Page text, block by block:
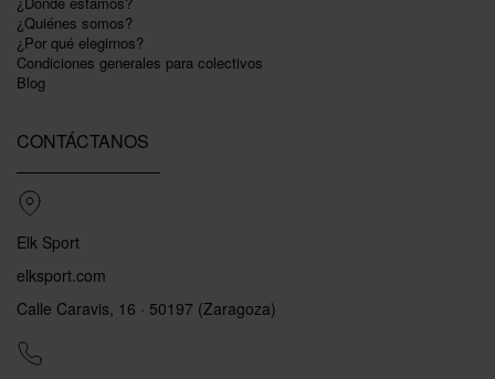
¿Quiénes somos?
¿Por qué elegirnos?
Condiciones generales para colectivos
Blog
CONTÁCTANOS
Elk Sport
elksport.com
Calle Caravis, 16 · 50197 (Zaragoza)